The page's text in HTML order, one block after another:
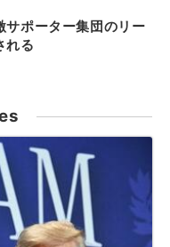
サポーター集団のリー
れる